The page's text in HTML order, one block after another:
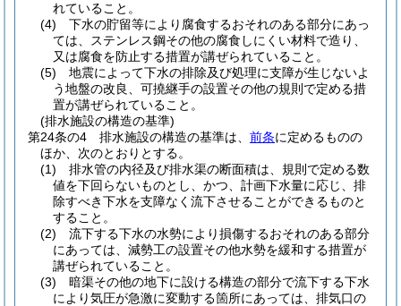
れていること。
(4)
下水の貯留等により腐食するおそれのある部分にあっ
ては、ステンレス鋼その他の腐食しにくい材料で造り、
又は腐食を防止する措置が講ぜられていること。
(5)
地震によって下水の排除及び処理に支障が生じないよ
う地盤の改良、可撓継手の設置その他の規則で定める措
置が講ぜられていること。
(排水施設の構造の基準)
第24条の4
排水施設の構造の基準は、 前条に定めるものの
ほか、次のとおりとする。
(1)
排水管の内径及び排水渠の断面積は、規則で定める数
値を下回らないものとし、かつ、計画下水量に応じ、排
除すべき下水を支障なく流下させることができるものと
すること。
(2)
流下する下水の水勢により損傷するおそれのある部分
にあっては、減勢工の設置その他水勢を緩和する措置が
講ぜられていること。
(3)
暗渠その他の地下に設ける構造の部分で流下する下水
により気圧が急激に変動する箇所にあっては、排気口の